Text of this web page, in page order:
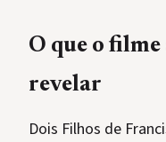
O que o filme
revelar
Dois Filhos de